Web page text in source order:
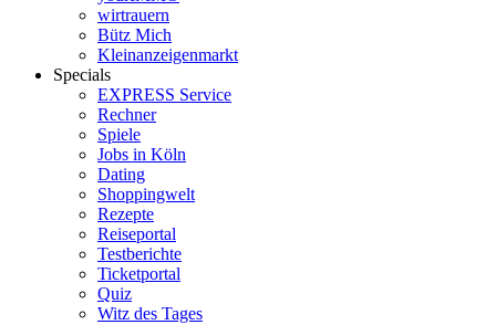
wirtrauern
Bütz Mich
Kleinanzeigenmarkt
Specials
EXPRESS Service
Rechner
Spiele
Jobs in Köln
Dating
Shoppingwelt
Rezepte
Reiseportal
Testberichte
Ticketportal
Quiz
Witz des Tages